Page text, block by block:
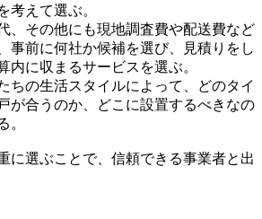
考えて選ぶ。
、その他にも現地調査費や配送費など
事前に何社か候補を選び、見積りをし
内に収まるサービスを選ぶ。
ちの生活スタイルによって、どのタイ
が合うのか、どこに設置するべきなの
。
に選ぶことで、信頼できる事業者と出